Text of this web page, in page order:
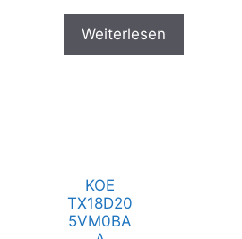
Weiterlesen
KOE
TX18D20
5VM0BA